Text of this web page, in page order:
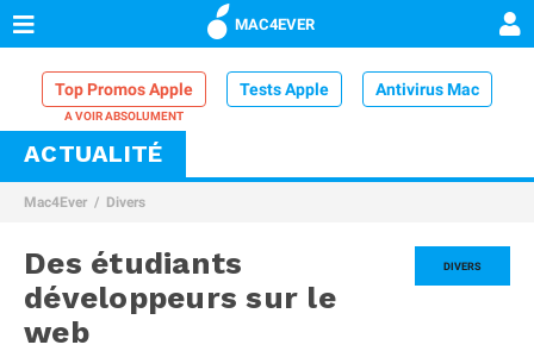
MAC4EVER
Top Promos Apple Tests Apple Antivirus Mac
VPN Mac
Comparatif iPhone
ACTUALITÉ
Mac4Ever Divers
DIVERS
Des étudiants
développeurs sur le
web